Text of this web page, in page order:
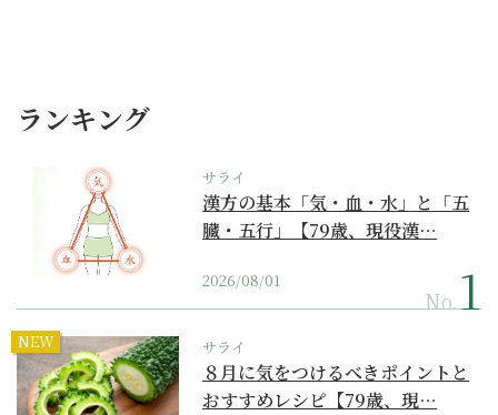
ランキング
サライ
漢方の基本「気・血・水」と「五
臓・五行」【79歳、現役漢…
2026/08/01
No.
NEW サライ
８月に気をつけるべきポイントと
おすすめレシピ【79歳、現…